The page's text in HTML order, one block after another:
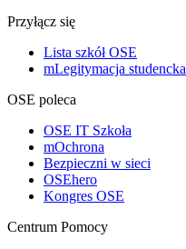
Przyłącz się
Lista szkół OSE
mLegitymacja studencka
OSE poleca
OSE IT Szkoła
mOchrona
Bezpieczni w sieci
OSEhero
Kongres OSE
Centrum Pomocy